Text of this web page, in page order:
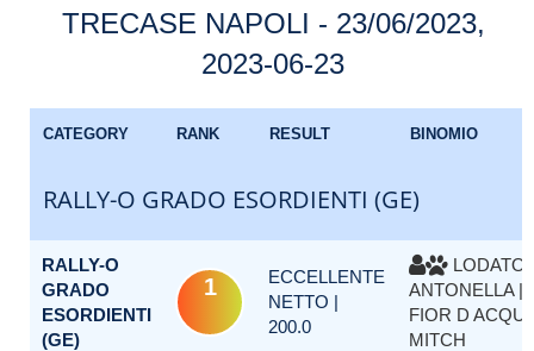
TRECASE NAPOLI - 23/06/2023,
2023-06-23
CATEGORY RANK RESULT BINOMIO
RALLY-O GRADO ESORDIENTI (GE)
RALLY-O
GRADO
ESORDIENTI
(GE)
1
ECCELLENTE
NETTO |
200.0
LODATO
ANTONELLA |
FIOR D
MITCH